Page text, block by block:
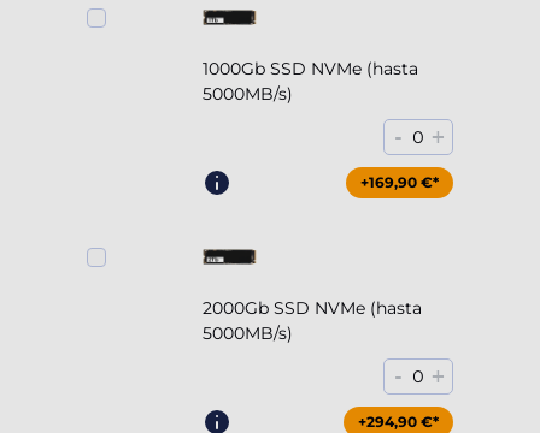
1000Gb SSD NVMe (hasta
5000MB/s)
- 0 +
+169,90 €*
2000Gb SSD NVMe (hasta
5000MB/s)
- 0 +
+294,90 €*